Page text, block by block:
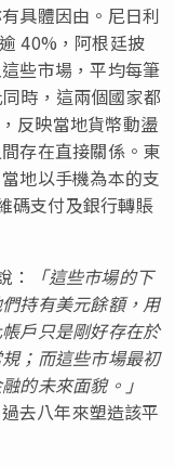
具體因由。尼日利
40%，阿根廷披
些市場，平均每筆
時，這兩個國家都
反映當地貨幣動盪
存在直接關係。東
地以手機為本的支
碼支付及銀行轉賬
：
「這些市場的下
持有美元餘額，用
戶只是剛好存在於
；而這些市場最初
的未來面貌。」
去八年來塑造該平